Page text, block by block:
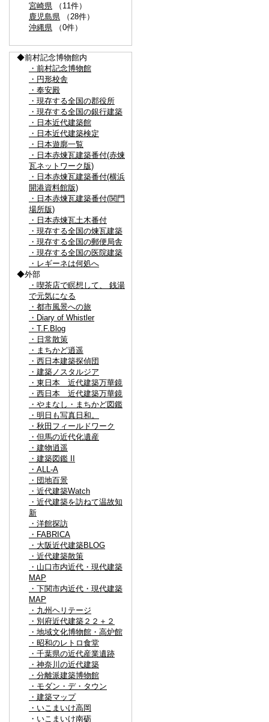
宮崎県 （11件）
鹿児島県 （28件）
沖縄県 （0件）
◆前村記念博物館内
・前村記念博物館
・円形校舎
・奉安殿
・現存する全国の郡役所
・現存する全国の銀行建築
・日本近代建築館
・日本近代建築検定
・日本遊廓一覧
・日本赤煉瓦建築番付(赤煉
瓦ネットワーク版)
・日本赤煉瓦建築番付(横浜
開港資料館版)
・日本赤煉瓦建築番付(関門
場所版)
・日本赤煉瓦土木番付
・現存する全国の煉瓦建築
・現存する全国の郵便局舎
・現存する全国の医院建築
・レギーネは何処へ
◆外部
・喫茶店で瞑想して、 銭湯
で元気になる
・都市風景への旅
・Diary of Whistler
・T.F.Blog
・日常散策
・まちかど逍遥
・西日本建築探偵団
・建築ノスタルジア
・東日本 近代建築万華鏡
・西日本 近代建築万華鏡
・やまなし・まちかど図鑑
・明日も写真日和。
・秋田フィールドワーク
・但馬の近代化遺産
・建物逍遥
・建築図鑑 II
・ALL-A
・団地百景
・近代建築Watch
・近代建築を訪ねて温故知
新
・洋館探訪
・FABRICA
・大阪近代建築BLOG
・近代建築散策
・山口市内近代・現代建築
MAP
・下関市内近代・現代建築
MAP
・九州ヘリテージ
・別府近代建築２２＋２
・地域文化博物館・高炉館
・昭和のレトロ食堂
・千葉県の近代産業遺跡
・神奈川の近代建築
・分離派建築博物館
・モダン・デ・タウン
・建築マップ
・いこまいけ高岡
・いこまいけ南砺